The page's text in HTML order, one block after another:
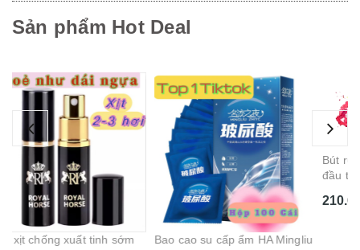
Sản phẩm Hot Deal
Bao cao su cấp ẩm HA Mingliu
Bút rung điểm G dài tím hồng 3